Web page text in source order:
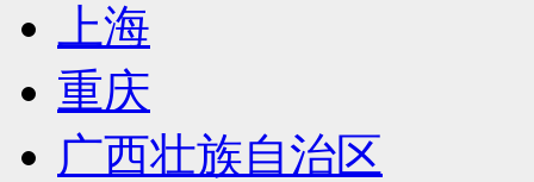
上海
重庆
广西壮族自治区